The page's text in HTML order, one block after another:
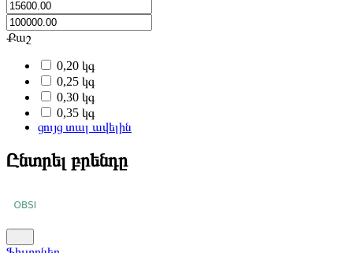
Քաշ
0,20 կգ
0,25 կգ
0,30 կգ
0,35 կգ
ցույց տալ ավելին
Ընտրել բրենդը